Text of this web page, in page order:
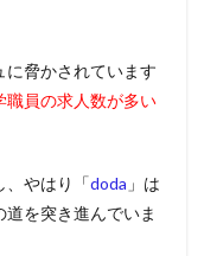
に脅かされています
職員の求人数が多い
やはり 「doda 」は
道を突き進んでいま